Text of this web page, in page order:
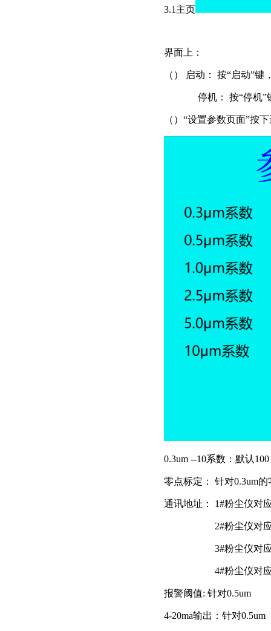
3.1主页
界面上：
（） 启动： 按“启动”
停机： 按“停机
（）“设置参数页面”按
0.3um --10系数：默认100
零点标定： 针对0.3um
通讯地址： 1#粉尘仪对
2#粉尘仪对
3#粉尘仪对
4#粉尘仪对
报警阈值: 针对0.5um
4-20ma输出：针对0.5um